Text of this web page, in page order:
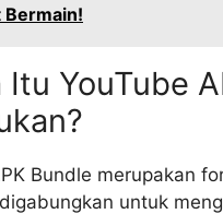
Bermain!
Itu YouTube
Bundle merupakan
untuk